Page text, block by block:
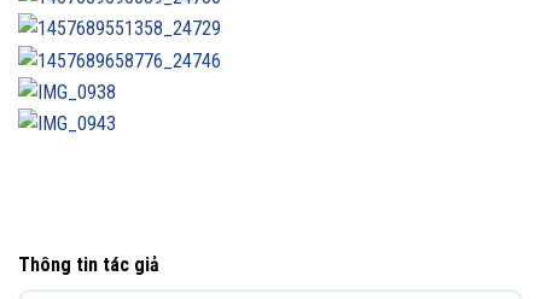
Thông tin tác giả